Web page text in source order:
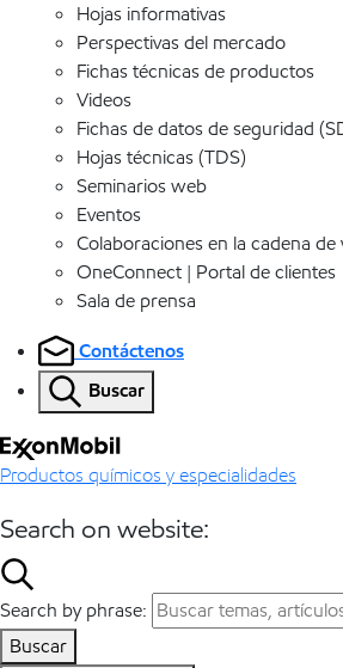
Hojas informativas
Perspectivas del mercado
Fichas técnicas de productos
Videos
Fichas de datos de seguridad
Hojas técnicas (TDS)
Seminarios web
Eventos
Colaboraciones en la cadena de
OneConnect | Portal de clientes
Sala de prensa
Contáctenos
Buscar
Productos químicos y especialidades
Search on website:
Search by phrase:
Buscar